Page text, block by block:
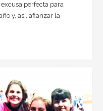
perfecta para
y, así, afianzar la